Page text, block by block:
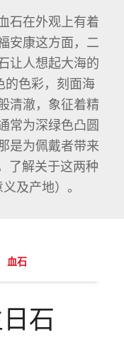
石在外观上有着
安康这方面，二
让人想起大海的
的色彩，刻面海
清澈，象征着精
常为深绿色凸圆
是为佩戴者带来
了解关于这两种
及产地）。
血石
石